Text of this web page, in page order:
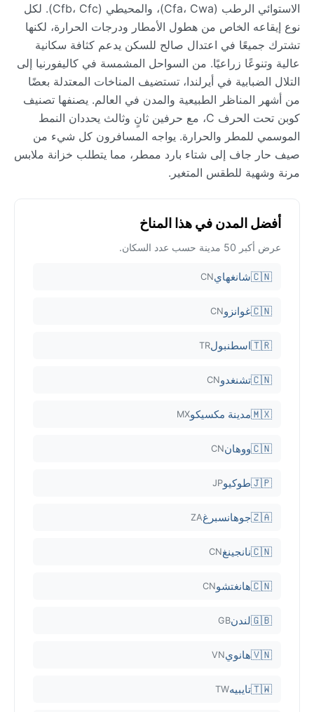
الاستوائي الرطب (Cfa، Cwa)، والمحيطي (Cfb، Cfc). لكل
نوع إيقاعه الخاص من هطول الأمطار ودرجات الحرارة، لكنها
تشترك جميعًا في اعتدال صالح للسكن يدعم كثافة سكانية
عالية وتنوعًا زراعيًا. من السواحل المشمسة في كاليفورنيا إلى
التلال الضبابية في أيرلندا، تستضيف المناخات المعتدلة بعضًا
من أشهر المناظر الطبيعية والمدن في العالم. يصنفها تصنيف
كوبن تحت الحرف C، مع حرفين ثانٍ وثالث يحددان النمط
الموسمي للمطر والحرارة. يواجه المسافرون كل شيء من
صيف حار جاف إلى شتاء بارد ممطر، مما يتطلب خزانة ملابس
مرنة وشهية للطقس المتغير.
أفضل المدن في هذا المناخ
عرض أكبر 50 مدينة حسب عدد السكان.
🇨🇳شانغهايCN
🇨🇳غوانزوCN
🇹🇷اسطنبولTR
🇨🇳تشنغدوCN
🇲🇽مدينة مكسيكوMX
🇨🇳ووهانCN
🇯🇵طوكيوJP
🇿🇦جوهانسبرغZA
🇨🇳نانجينغCN
🇨🇳هانغتشوCN
🇬🇧لندنGB
🇻🇳هانويVN
🇹🇼تايبيهTW